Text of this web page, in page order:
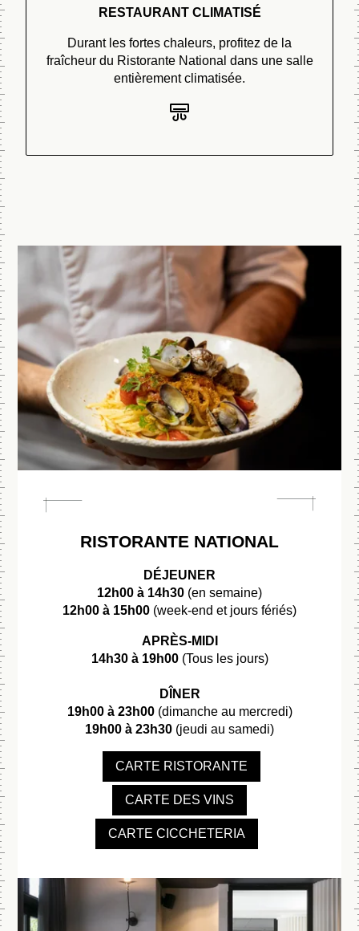
RESTAURANT CLIMATISÉ
Durant les fortes chaleurs, profitez de la
fraîcheur du Ristorante National dans une salle
entièrement climatisée.
RISTORANTE NATIONAL
DÉJEUNER
12h00 à 14h30 (en semaine)
12h00 à 15h00 (week-end et jours fériés)
APRÈS-MIDI
14h30 à 19h00 (Tous les jours)
DÎNER
19h00 à 23h00 (dimanche au mercredi)
19h00 à 23h30 (jeudi au samedi)
CARTE RISTORANTE
CARTE DES VINS
CARTE CICCHETERIA